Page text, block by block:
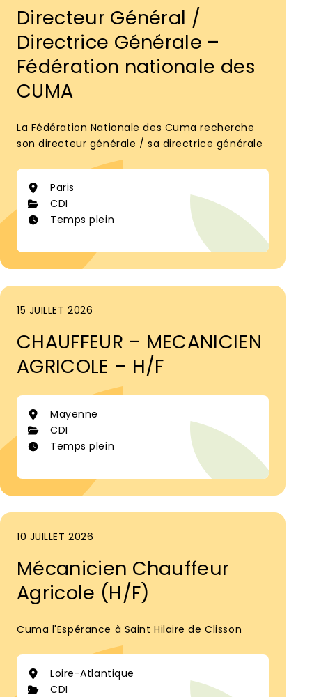
Directeur Général /
Directrice Générale –
Fédération nationale des
CUMA
La Fédération Nationale des Cuma recherche
son directeur générale / sa directrice générale
Paris
CDI
Temps plein
15 JUILLET 2026
CHAUFFEUR – MECANICIEN
AGRICOLE – H/F
Mayenne
CDI
Temps plein
10 JUILLET 2026
Mécanicien Chauffeur
Agricole (H/F)
Cuma l'Espérance à Saint Hilaire de Clisson
Loire-Atlantique
CDI